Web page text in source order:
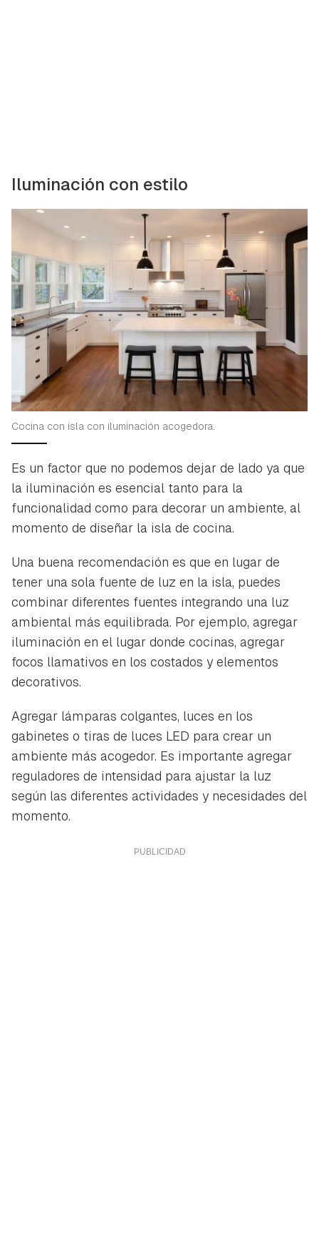
Iluminación con estilo
Cocina con isla con iluminación acogedora.
Es un factor que no podemos dejar de lado ya que
la iluminación es esencial tanto para la
funcionalidad como para decorar un ambiente, al
momento de diseñar la isla de cocina.
Una buena recomendación es que en lugar de
tener una sola fuente de luz en la isla, puedes
combinar diferentes fuentes integrando una luz
ambiental más equilibrada. Por ejemplo, agregar
iluminación en el lugar donde cocinas, agregar
focos llamativos en los costados y elementos
decorativos.
Agregar lámparas colgantes, luces en los
gabinetes o tiras de luces LED para crear un
ambiente más acogedor. Es importante agregar
reguladores de intensidad para ajustar la luz
según las diferentes actividades y necesidades del
momento.